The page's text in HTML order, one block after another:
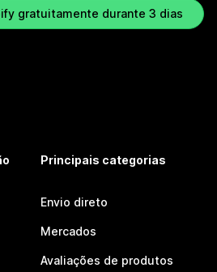
gratuitamente durante 3 dias
Principais categorias
Envio direto
Mercados
Avaliações de produtos